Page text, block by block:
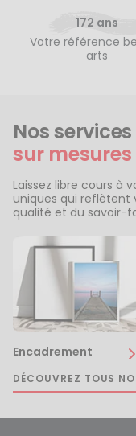
172 ans
Votre référence
arts
Nos services
sur mesures
Laissez libre cours à
uniques qui
qualité et du savoir-
Encadrement
DÉCOUVREZ TOUS